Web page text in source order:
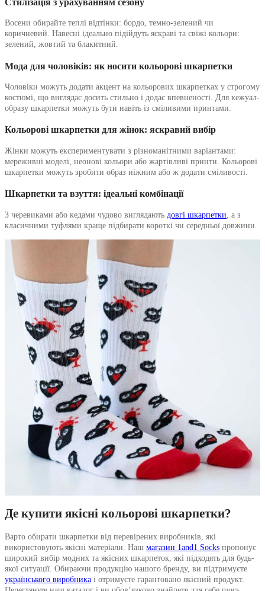
Восени обирайте теплі відтінки: бордо, темно-зелений чи
коричневий. Навесні ідеально підійдуть яскраві та свіжі кольори:
зелений, жовтий та блакитний.
Мода для чоловіків: як носити кольорові шкарпетки
Чоловіки можуть додати акцент на кольорових шкарпетках у строгому
костюмі, що виглядає досить стильно і додає впевненості. Для кежуал-
образу шкарпетки можуть бути навіть із сміливими принтами.
Кольорові шкарпетки для жінок: яскравий вибір
Жінки можуть експериментувати з різноманітними варіантами:
мереживні моделі, неонові кольори або жартівливі принти. Кольорові
шкарпетки можуть зробити образ ніжним або ж додати сміливості.
Шкарпетки та взуття: ідеальні комбінації
З черевиками або кедами чудово виглядають довгі шкарпетки , а з
класичними туфлями краще підбирати короткі чи середньої довжини.
Де купити якісні кольорові шкарпетки?
Варто обирати шкарпетки від перевірених виробників, які
використовують якісні матеріали. Наш магазин 1and1 Socks пропонує
широкий вибір модних та якісних шкарпеток, які підходять для будь-
якої ситуації. Обираючи продукцію нашого бренду, ви підтримуєте
українського виробника і отримуєте гарантовано якісний продукт.